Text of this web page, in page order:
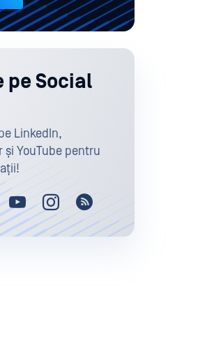
pe Social
LinkedIn,
și YouTube pentru